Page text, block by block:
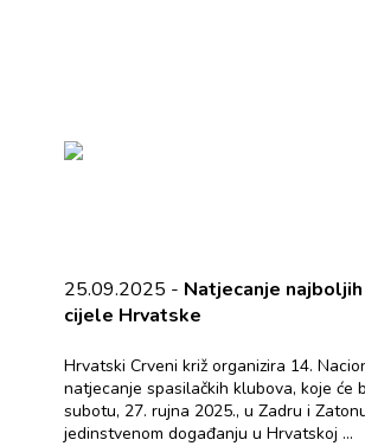
25.09.2025 - Natjecanje
cijele Hrvatske
Hrvatski Crveni križ organizira 14.
natjecanje spasilačkih klubova, koje će
subotu, 27. rujna 2025., u Zadru i
jedinstvenom događanju u Hrvatskoj ...